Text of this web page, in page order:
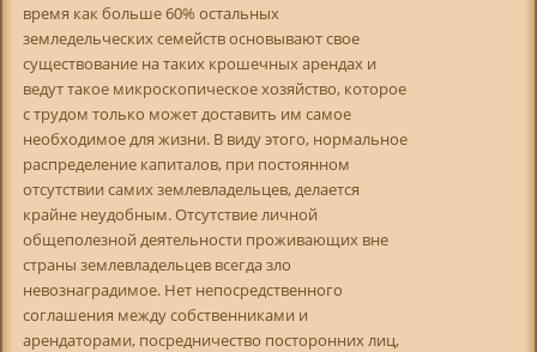
время как больше 60% остальных
земледельческих семейств основывают свое
существование на таких крошечных арендах и
ведут такое микроскопическое хозяйство, которое
с трудом только может доставить им самое
необходимое для жизни. В виду этого, нормальное
распределение капиталов, при постоянном
отсутствии самих землевладельцев, делается
крайне неудобным. Отсутствие личной
общеполезной деятельности проживающих вне
страны землевладельцев всегда зло
невознаградимое. Нет непосредственного
соглашения между собственниками и
арендаторами, посредничество посторонних лиц,